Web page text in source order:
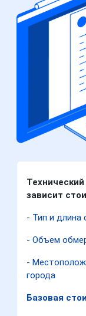
зависит
- Тип и длина
- Объем
-
города
Базовая